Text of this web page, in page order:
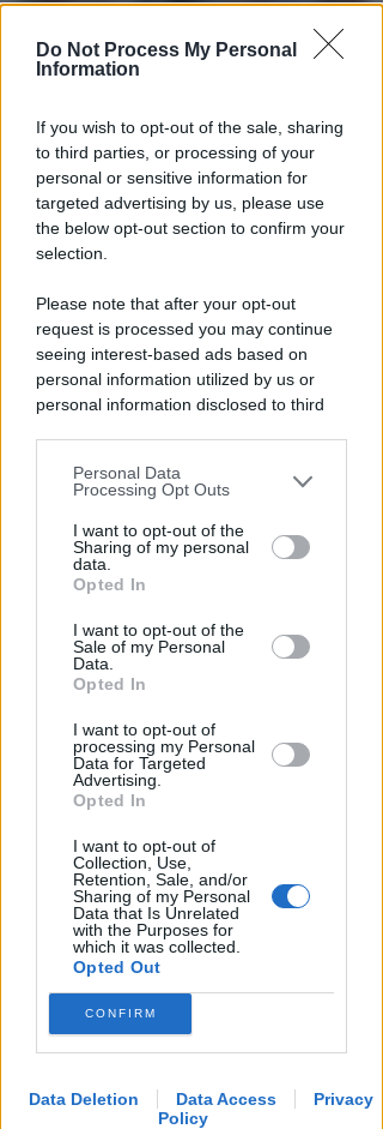
Do Not Process My Personal
Information
If you wish to opt-out of the sale, sharing
to third parties, or processing of your
personal or sensitive information for
targeted advertising by us, please use
the below opt-out section to confirm your
selection.
Please note that after your opt-out
request is processed you may continue
seeing interest-based ads based on
personal information utilized by us or
personal information disclosed to third
You may separately opt-out of the further
disclosure of your personal information
by third parties on the IAB’s list of
downstream participants.
by us to third parties on the IAB’s List of
Downstream Participants that may
further disclose it to other third parties.
Personal Data
Processing Opt Outs
I want to opt-out of the
Sharing of my personal
data.
Opted In
I want to opt-out of the
Sale of my Personal
Data.
Opted In
I want to opt-out of
processing my Personal
Data for Targeted
Advertising.
Opted In
I want to opt-out of
Collection, Use,
Retention, Sale, and/or
Sharing of my Personal
Data that Is Unrelated
with the Purposes for
which it was collected.
Opted Out
CONFIRM
Data Deletion Data Access
Privacy
Policy
DOPO I RECENTI EPISODI
Sicurezza a Riccione. Il M5S:
serve confronto politico serio e
non scaricabarile
TANA VINCE A JESI
Scatta il torneo nazionale Open
femminile del Tennis Club
Viserba
Icaro Sport